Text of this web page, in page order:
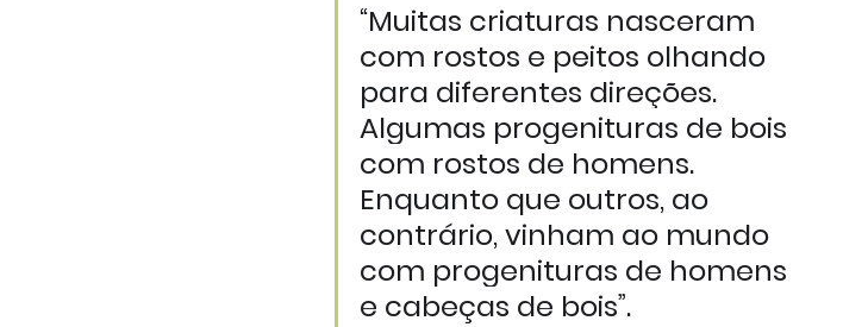
“Muitas criaturas nasceram
com rostos e peitos olhando
para diferentes direções.
Algumas progenituras de bois
com rostos de homens.
Enquanto que outros, ao
contrário, vinham ao mundo
com progenituras de homens
e cabeças de bois”.